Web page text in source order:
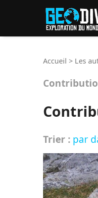
Accueil > Les
Trier : par